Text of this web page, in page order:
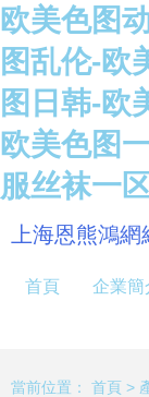
欧美色图
图乱伦-欧
图日韩-欧
欧美色图
服丝袜一
上海恩熊鴻
首頁 企業簡
當前位置： 首頁 >